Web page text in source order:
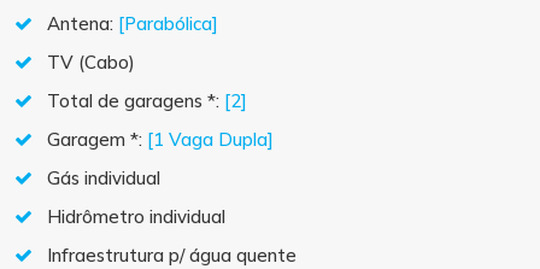
Antena: [Parabólica]
TV (Cabo)
Total de garagens *: [2]
Garagem *: [1 Vaga Dupla]
Gás individual
Hidrômetro individual
Infraestrutura p/ água quente